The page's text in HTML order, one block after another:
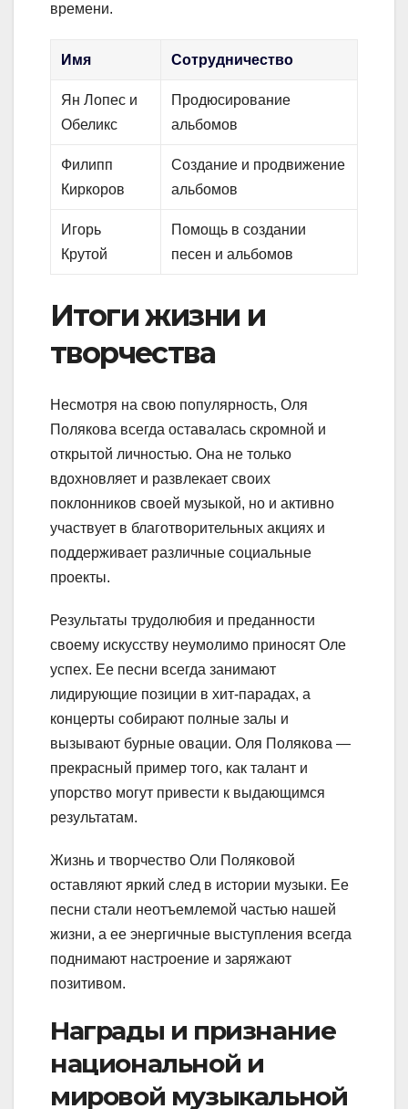
времени.
Имя Сотрудничество
Ян Лопес и
Обеликс
Продюсирование
альбомов
Филипп
Киркоров
Создание и продвижение
альбомов
Игорь
Крутой
Помощь в создании
песен и альбомов
Итоги жизни и
творчества
Несмотря на свою популярность, Оля
Полякова всегда оставалась скромной и
открытой личностью. Она не только
вдохновляет и развлекает своих
поклонников своей музыкой, но и активно
участвует в благотворительных акциях и
поддерживает различные социальные
проекты.
Результаты трудолюбия и преданности
своему искусству неумолимо приносят Оле
успех. Ее песни всегда занимают
лидирующие позиции в хит-парадах, а
концерты собирают полные залы и
вызывают бурные овации. Оля Полякова —
прекрасный пример того, как талант и
упорство могут привести к выдающимся
результатам.
Жизнь и творчество Оли Поляковой
оставляют яркий след в истории музыки. Ее
песни стали неотъемлемой частью нашей
жизни, а ее энергичные выступления всегда
поднимают настроение и заряжают
позитивом.
Награды и признание
национальной и
мировой музыкальной